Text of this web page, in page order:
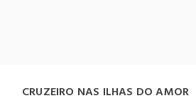
CRUZEIRO NAS ILHAS DO AMOR